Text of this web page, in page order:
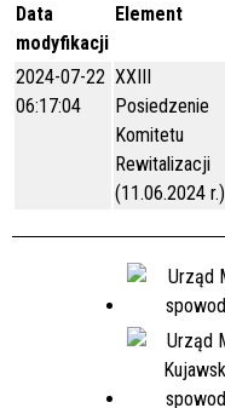
Data
modyfikacji
Element
2024-07-22
06:17:04
XXIII
Posiedzenie
Komitetu
Rewitalizacji
(11.06.2024 r.)